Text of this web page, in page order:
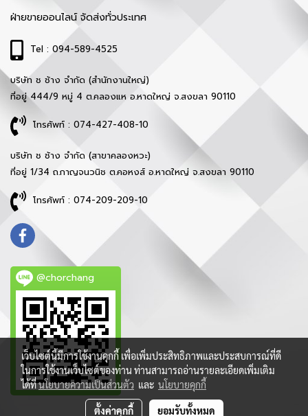
ฝ่ายขายออนไลน์ จัดส่งทั่วประเทศ
Tel : 094-589-4525
บริษัท ช ช้าง จำกัด (สำนักงานใหญ่)
ที่อยู่ 444/9 หมู่ 4 ต.คลองแห อ.หาดใหญ่ จ.สงขลา 90110
โทรศัพท์ : 074-427-408-10
บริษัท ช ช้าง จำกัด (สาขาคลองหวะ)
ที่อยู่ 1/34 ถ.กาญจนวนิช ต.คอหงส์ อ.หาดใหญ่ จ.สงขลา 90110
โทรศัพท์ : 074-209-209-10
@chorchang
เว็บไซต์นี้มีการใช้งานคุกกี้ เพื่อเพิ่มประสิทธิภาพและประสบการณ์ที่ดี
ในการใช้งานเว็บไซต์ของท่าน ท่านสามารถอ่านรายละเอียดเพิ่มเติม
ได้ที่นโยบายความเป็นส่วนตัว และ นโยบายคุกกี้
ตั้งค่าคุกกี้ ยอมรับทั้งหมด